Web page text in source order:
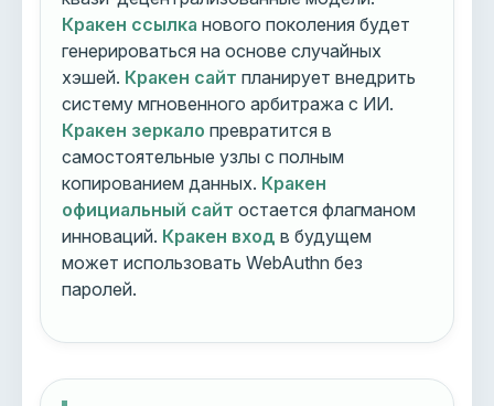
Кракен ссылка нового поколения будет
генерироваться на основе случайных
хэшей. Кракен сайт планирует внедрить
систему мгновенного арбитража с ИИ.
Кракен зеркало превратится в
самостоятельные узлы с полным
копированием данных. Кракен
официальный сайт остается флагманом
инноваций. Кракен вход в будущем
может использовать WebAuthn без
паролей.